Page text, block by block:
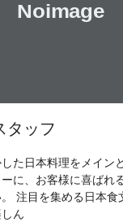
タッフ
た日本料理をメイン
に、お客様に喜ばれ
注目を集める日本食
ん